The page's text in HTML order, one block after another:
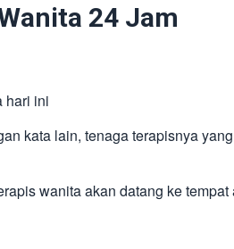
24 Jam
hari ini
kata lain, tenaga terapisnya
wanita akan datang ke